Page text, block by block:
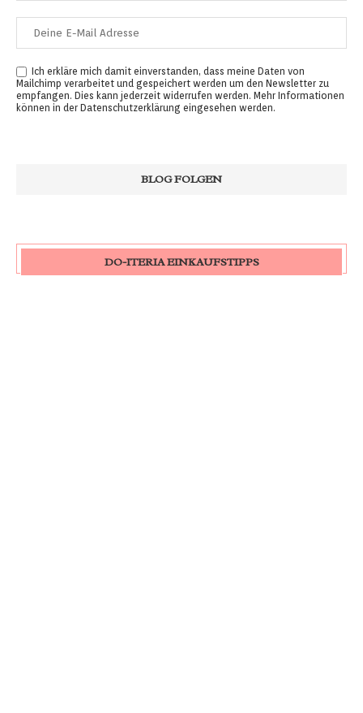
Ich erkläre mich damit einverstanden, dass meine Daten von
Mailchimp verarbeitet und gespeichert werden um den Newsletter zu
empfangen. Dies kann jederzeit widerrufen werden. Mehr Informationen
können in der Datenschutzerklärung eingesehen werden.
DO-ITERIA EINKAUFSTIPPS